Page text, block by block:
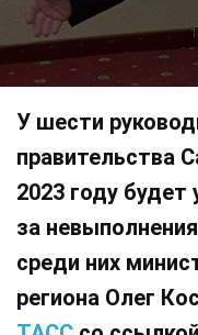
У шести
правительства
2023 году
за
среди них
региона Олег